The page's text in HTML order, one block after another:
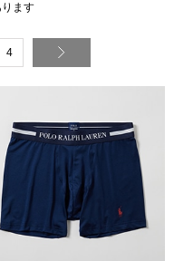
ます
4